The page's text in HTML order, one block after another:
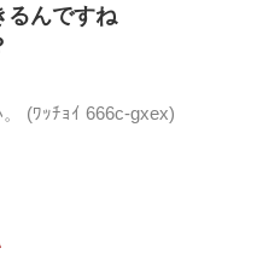
るんですね
(ﾜｯﾁｮｲ 666c-gxex)